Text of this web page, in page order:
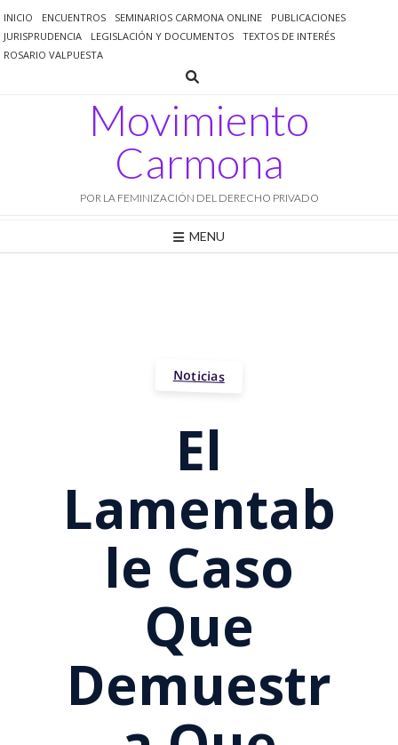
al
contenido
INICIO ENCUENTROS SEMINARIOS CARMONA ONLINE
PUBLICACIONES
JURISPRUDENCIA
LEGISLACIÓN Y DOCUMENTOS
TEXTOS DE INTERÉS
ROSARIO VALPUESTA
Movimiento
Carmona
POR LA FEMINIZACIÓN DEL DERECHO PRIVADO
MENU
Noticias
El
Lamentab
Le Caso
Que
Demuestr